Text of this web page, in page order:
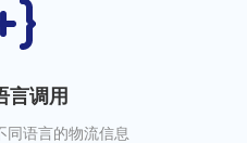
言调用
同语言的物流信息